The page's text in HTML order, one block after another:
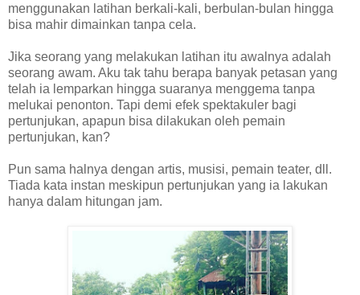
menggunakan latihan berkali-kali, berbulan-bulan hingga
bisa mahir dimainkan tanpa cela.
Jika seorang yang melakukan latihan itu awalnya adalah
seorang awam. Aku tak tahu berapa banyak petasan yang
telah ia lemparkan hingga suaranya menggema tanpa
melukai penonton. Tapi demi efek spektakuler bagi
pertunjukan, apapun bisa dilakukan oleh pemain
pertunjukan, kan?
Pun sama halnya dengan artis, musisi, pemain teater, dll.
Tiada kata instan meskipun pertunjukan yang ia lakukan
hanya dalam hitungan jam.